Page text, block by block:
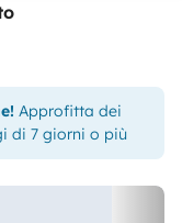
Approfitta dei
di 7 giorni o più